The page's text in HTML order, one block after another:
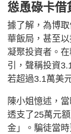
慫恿碌卡借
據了解，為博
華飯局，甚至
凝聚投資者。
引，聲稱投資
若超過3.1萬美
陳小姐憶述，
透支了25萬元
金」。騙徒當